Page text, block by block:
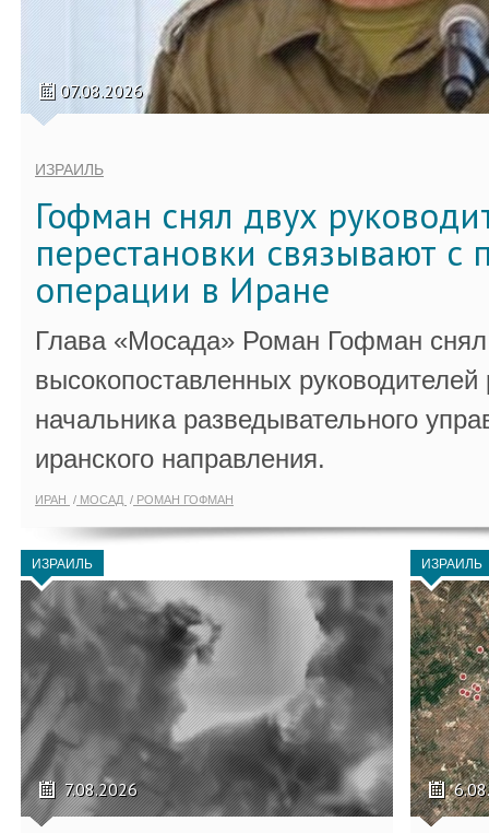
07.08.2026
ИЗРАИЛЬ
Гофман снял двух
перестановки связывают с
операции в Иране
Глава «Мосада» Роман Гофман снял
высокопоставленных
начальника разведывательного
иранского направления.
ИРАН МОСАД РОМАН ГОФМАН
ИЗРАИЛЬ
7.08.2026
ИЗРАИЛЬ